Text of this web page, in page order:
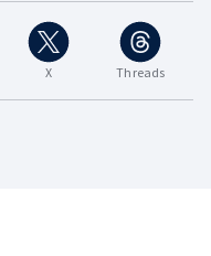
X Threads